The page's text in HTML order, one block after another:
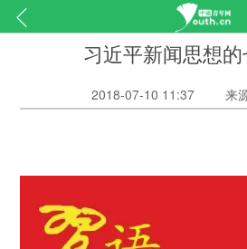
习近平新闻思想
2018-07-10 11:37 来